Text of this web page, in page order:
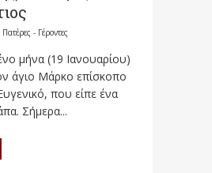
Πατέρες - Γέροντες
μήνα (19 Iανουαρίου)
άγιο Mάρκο επίσκοπο
που είπε ένα
Σήμερα...